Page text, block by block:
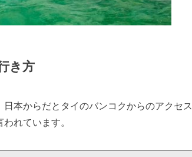
き方
本からだとタイのバンコクからのアクセス
われています。